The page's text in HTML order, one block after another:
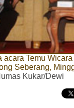
acara Temu
Seberang,
Kukar/Dewi